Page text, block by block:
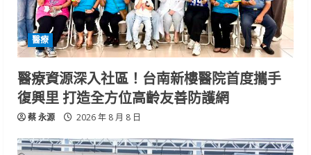
醫療
醫療資源深入社區！台南新樓醫院首度攜手
復興里 打造全方位高齡友善防護網
蔡 永源 2026 年 8 月 8 日